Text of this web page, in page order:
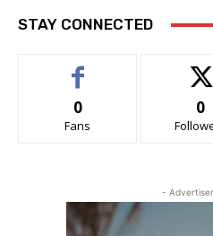
STAY CONNECTED
0
Fans
0
-